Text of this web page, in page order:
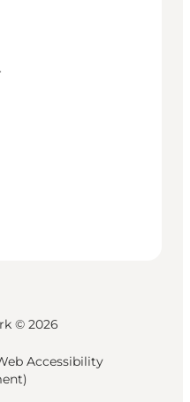
© 2026
Accessibility